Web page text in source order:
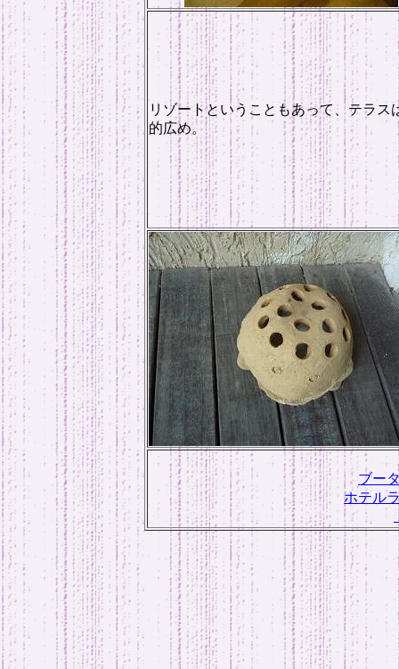
リゾートということもあって、テラス
的広め。
ブー
ホテル